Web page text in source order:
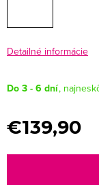
Detailné informácie
Do 3 - 6 dní
€139,90
cena: